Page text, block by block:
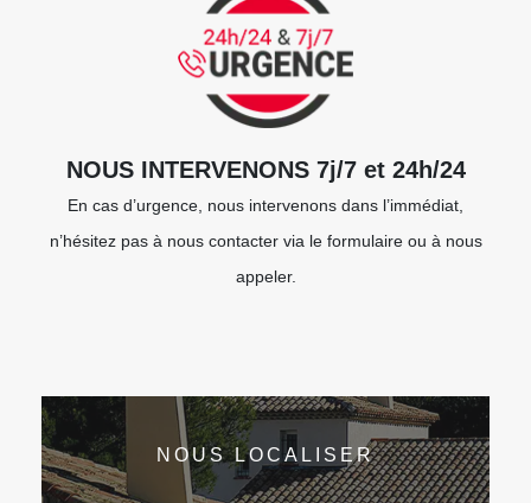
NOUS INTERVENONS 7j/7 et 24h/24
En cas d’urgence, nous intervenons dans l’immédiat,
n’hésitez pas à nous contacter via le formulaire ou à nous
appeler.
NOUS LOCALISER